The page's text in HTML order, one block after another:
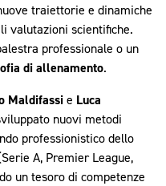
traiettorie e dinamiche
valutazioni scientifiche.
professionale o un
di allenamento.
Maldifassie Luca
nuovi metodi
professionistico dello
A, Premier League,
un tesoro di competenze